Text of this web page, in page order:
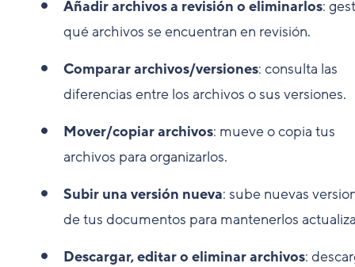
Añadir archivos a revisión o eliminarlos:
qué archivos se encuentran en revisión.
Comparar archivos/versiones: consulta las
diferencias entre los archivos o sus versiones.
Mover/copiar archivos: mueve o copia tus
archivos para organizarlos.
Subir una versión nueva: sube nuevas
de tus documentos para mantenerlos
Descargar, editar o eliminar archivos: